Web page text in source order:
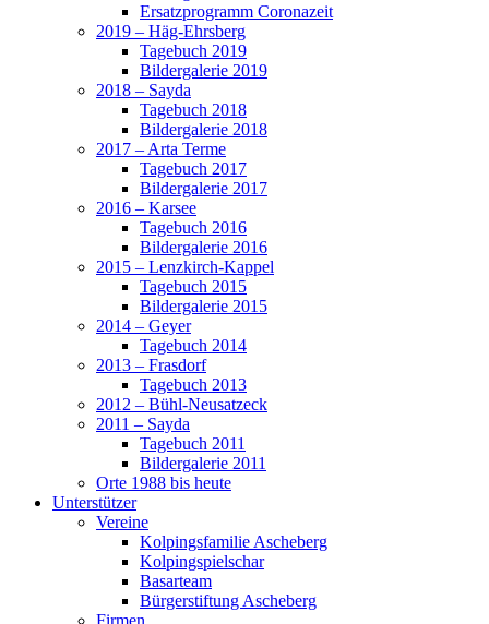
Ersatzprogramm Coronazeit
2019 – Häg-Ehrsberg
Tagebuch 2019
Bildergalerie 2019
2018 – Sayda
Tagebuch 2018
Bildergalerie 2018
2017 – Arta Terme
Tagebuch 2017
Bildergalerie 2017
2016 – Karsee
Tagebuch 2016
Bildergalerie 2016
2015 – Lenzkirch-Kappel
Tagebuch 2015
Bildergalerie 2015
2014 – Geyer
Tagebuch 2014
2013 – Frasdorf
Tagebuch 2013
2012 – Bühl-Neusatzeck
2011 – Sayda
Tagebuch 2011
Bildergalerie 2011
Orte 1988 bis heute
Unterstützer
Vereine
Kolpingsfamilie Ascheberg
Kolpingspielschar
Basarteam
Bürgerstiftung Ascheberg
Firmen